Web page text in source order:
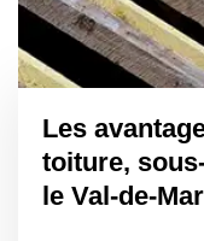
Les
toiture,
le Val-de-